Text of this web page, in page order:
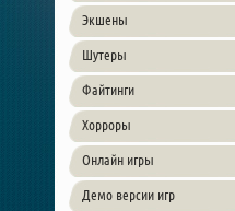
Экшены
Шутеры
Файтинги
Хорроры
Онлайн игры
Демо версии игр